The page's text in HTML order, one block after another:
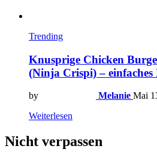
Trending
Knusprige Chicken
(Ninja Crispi) –
by Melanie Mai
Weiterlesen
Nicht verpassen